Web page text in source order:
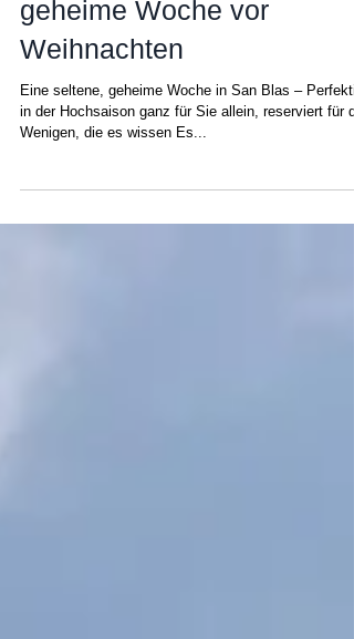
San Blas Yachtcharter: Die
geheime Woche vor
Weihnachten
Eine seltene, geheime Woche in San Blas –
Wenigen, die es wissen Es...